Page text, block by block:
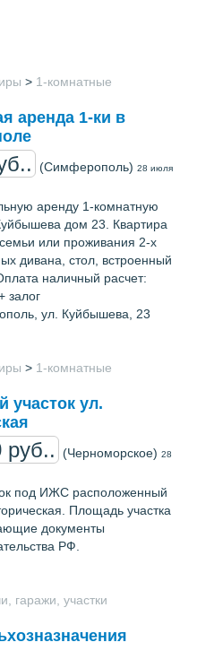
> 1-комнатные
аренда 1-ки в
(Симферополь) 28 июля
аренду 1-комнатную
дом 23. Квартира
или проживания 2-х
дивана, стол, встроенный
наличный расчет:
залог
ул. Куйбышева, 23
> 1-комнатные
участок ул.
руб.. (Черноморское) 28
под ИЖС расположенный
Площадь участка
документы
РФ.
гаражи, участки